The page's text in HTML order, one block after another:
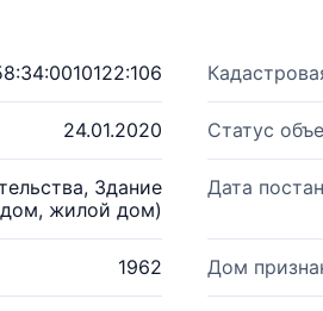
24.01.2020 Статус
Здание
жилой дом)
Дата
1962 Дом